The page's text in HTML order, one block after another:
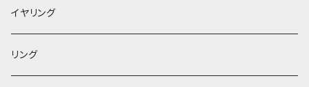
イヤリング
リング